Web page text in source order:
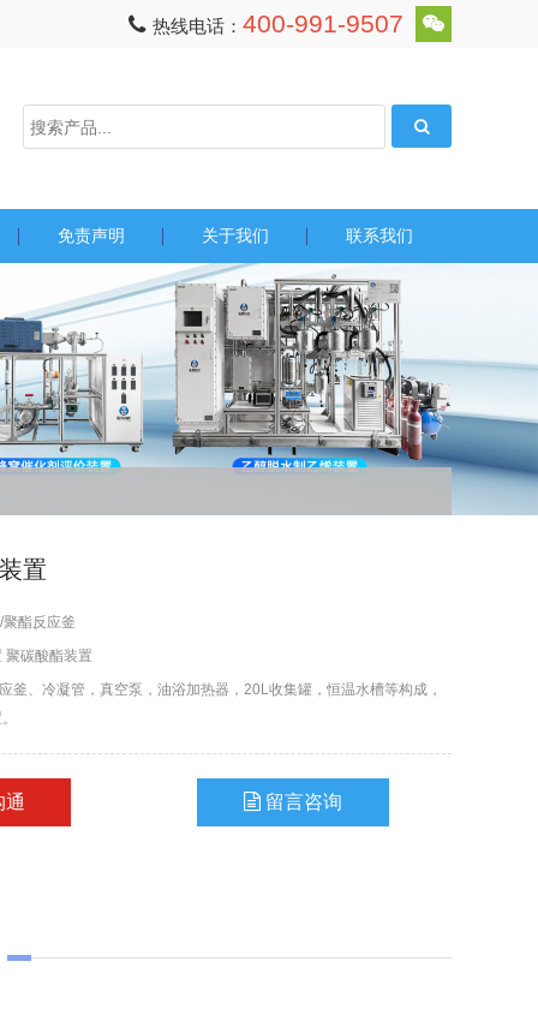
热线电话： 400-991-9507
免责声明 关于我们 联系我们
置
聚酯反应釜
聚碳酸酯装置
釜、冷凝管，真空泵，油浴加热器，20L收集罐，恒温水槽等构成，
留言咨询